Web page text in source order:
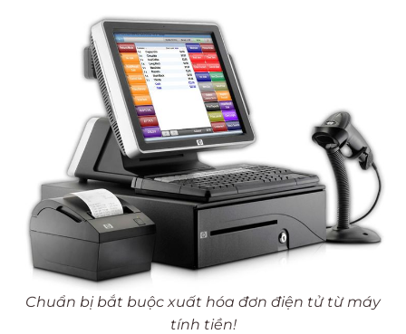
Chuẩn bị bắt buộc xuất hóa đơn điện tử từ máy
tính tiền!